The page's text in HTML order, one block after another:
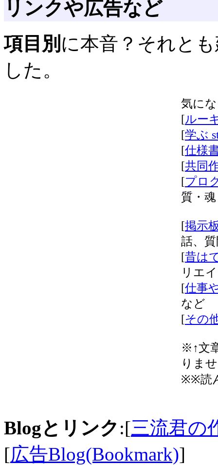
リンクや広告など
項目別 に本音？それと
した。
気に
[ルー
[学ぶ
[仕様
[共同
[プロ
質・魂
[掲示
話、
[昔は
リエ
[仕事
など
[その
※↑文
りま
※※読
Blogとリンク :[三流君の
[広告Blog(Bookmark)]